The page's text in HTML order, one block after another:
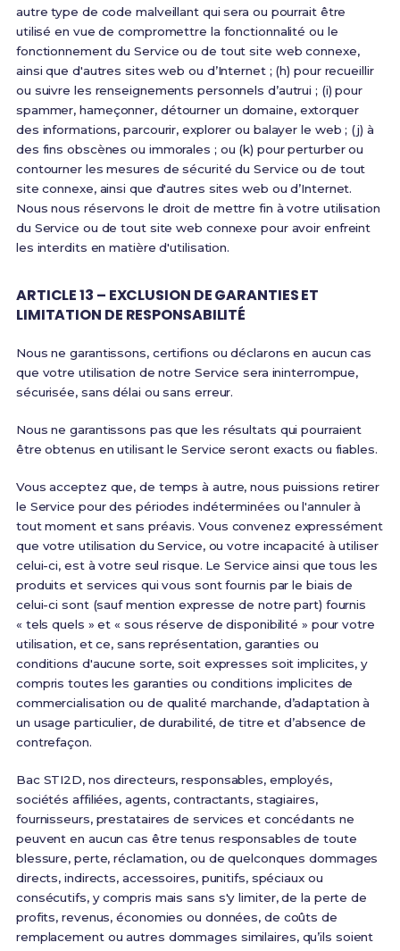
autre type de code malveillant qui sera ou pourrait être
utilisé en vue de compromettre la fonctionnalité ou le
fonctionnement du Service ou de tout site web connexe,
ainsi que d'autres sites web ou d’Internet ; (h) pour recueillir
ou suivre les renseignements personnels d’autrui ; (i) pour
spammer, hameçonner, détourner un domaine, extorquer
des informations, parcourir, explorer ou balayer le web ; (j) à
des fins obscènes ou immorales ; ou (k) pour perturber ou
contourner les mesures de sécurité du Service ou de tout
site connexe, ainsi que d'autres sites web ou d’Internet.
Nous nous réservons le droit de mettre fin à votre utilisation
du Service ou de tout site web connexe pour avoir enfreint
les interdits en matière d'utilisation.
ARTICLE 13 – EXCLUSION DE GARANTIES ET
LIMITATION DE RESPONSABILITÉ
Nous ne garantissons, certifions ou déclarons en aucun cas
que votre utilisation de notre Service sera ininterrompue,
sécurisée, sans délai ou sans erreur.
Nous ne garantissons pas que les résultats qui pourraient
être obtenus en utilisant le Service seront exacts ou fiables.
Vous acceptez que, de temps à autre, nous puissions retirer
le Service pour des périodes indéterminées ou l'annuler à
tout moment et sans préavis. Vous convenez expressément
que votre utilisation du Service, ou votre incapacité à utiliser
celui-ci, est à votre seul risque. Le Service ainsi que tous les
produits et services qui vous sont fournis par le biais de
celui-ci sont (sauf mention expresse de notre part) fournis
« tels quels » et « sous réserve de disponibilité » pour votre
utilisation, et ce, sans représentation, garanties ou
conditions d'aucune sorte, soit expresses soit implicites, y
compris toutes les garanties ou conditions implicites de
commercialisation ou de qualité marchande, d’adaptation à
un usage particulier, de durabilité, de titre et d’absence de
contrefaçon.
Bac STI2D, nos directeurs, responsables, employés,
sociétés affiliées, agents, contractants, stagiaires,
fournisseurs, prestataires de services et concédants ne
peuvent en aucun cas être tenus responsables de toute
blessure, perte, réclamation, ou de quelconques dommages
directs, indirects, accessoires, punitifs, spéciaux ou
consécutifs, y compris mais sans s'y limiter, de la perte de
profits, revenus, économies ou données, de coûts de
remplacement ou autres dommages similaires, qu’ils soient